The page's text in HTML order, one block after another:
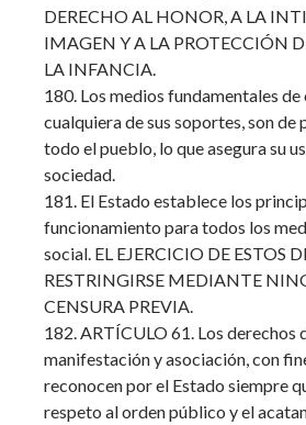
DERECHO AL HONOR, A LA
IMAGEN Y A LA PROTECCIÓN
LA INFANCIA.
180. Los medios fundamentales
cualquiera de sus soportes, son
todo el pueblo, lo que asegura su
sociedad.
181. El Estado establece los
funcionamiento para todos los
social. EL EJERCICIO DE ESTOS
RESTRINGIRSE MEDIANTE
CENSURA PREVIA.
182. ARTÍCULO 61. Los derechos
manifestación y asociación, con
reconocen por el Estado siempre
respeto al orden público y el